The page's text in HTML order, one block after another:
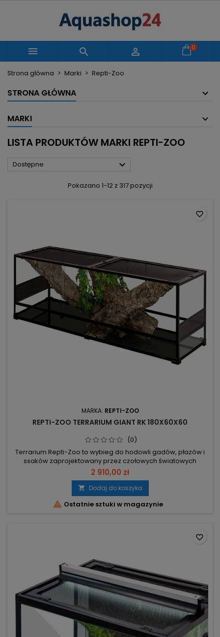
   0
Strona główna Marki Repti-Zoo
STRONA GŁÓWNA
MARKI
LISTA PRODUKTÓW MARKI REPTI-ZOO
Dostępne 
Pokazano 1-12 z 317 pozycji
MARKA: REPTI-ZOO
REPTI-ZOO TERRARIUM GIANT RK 180X60X60
(0)
Terrarium Repti-Zoo to wybieg do hodowli gadów, płazów i
ssaków zaprojektowany przez czołowych światowych
herpetologów, wg. uznanej zasady "Living in Nature".Terraria
wyróżnia sposób budowy poszczególnych elementów jak i
całego wybiegu, ułatwiający pielęgnację, dekorowanie,
wyposażanie, a przede wszystkim bezpieczny
transport.Naturalna estetyka to...
2 910,00 zł
 Dodaj do koszyka
 Ostatnie sztuki w magazynie
favorite_border
favorite_border
Moje listy życzeń
add_circle_outline Utwórz nową listę
((modalTitle))
((confirmMessage))
((cancelText))
Utwórz listę życzeń
Nazwa listy życzeń
Zaloguj się
Musisz być zalogowany by zapisać produkty na
swojej liście życzeń.